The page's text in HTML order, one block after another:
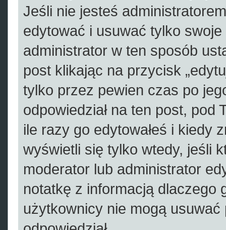
Jeśli nie jesteś
edytować i usuwać tylko
administrator w ten sposób
post klikając na przycisk
tylko przez pewien czas po
odpowiedział na ten post, pod
ile razy go edytowałeś i kiedy
wyświetli się tylko wtedy, jeśli
moderator lub administrator
notatkę z informacją dlaczego
użytkownicy nie mogą